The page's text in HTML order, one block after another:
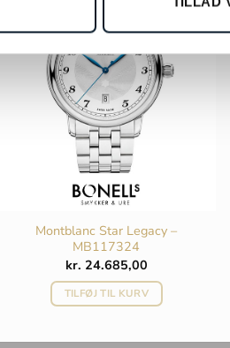
Montblanc Star Legacy –
MB117324
kr. 24.685,00
TILFØJ TIL KURV